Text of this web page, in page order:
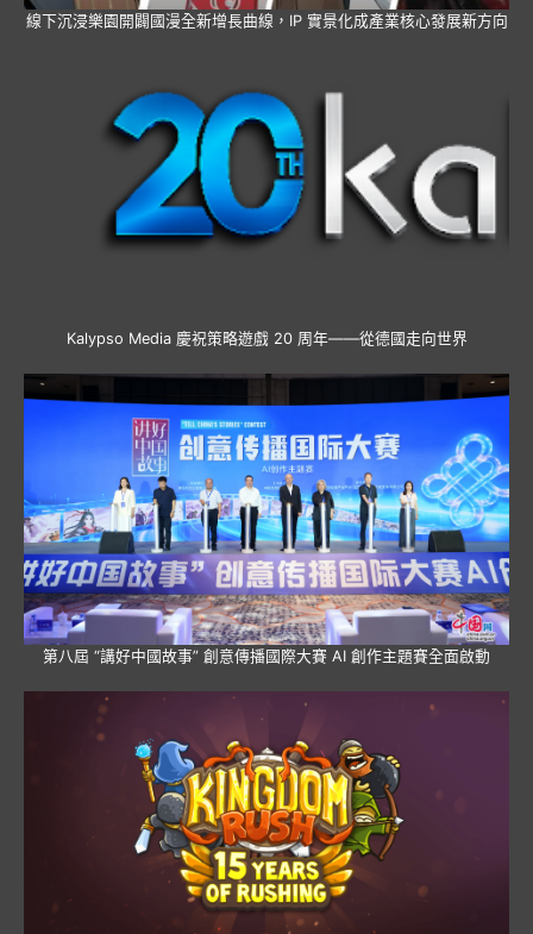
線下沉浸樂園開闢國漫全新增長曲線，IP 實景化成產業核心發展新方向
Kalypso Media 慶祝策略遊戲 20 周年——從德國走向世界
第八屆 “講好中國故事” 創意傳播國際大賽 AI 創作主題賽全面啟動